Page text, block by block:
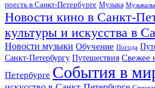
поесть в Санкт-Петербурге Музыка
Новости кино в Санкт-
культуры и искусства в
Новости музыки Обучение Погода
Санкт-Петербургу Путешествия Свежее
Петербурге События в